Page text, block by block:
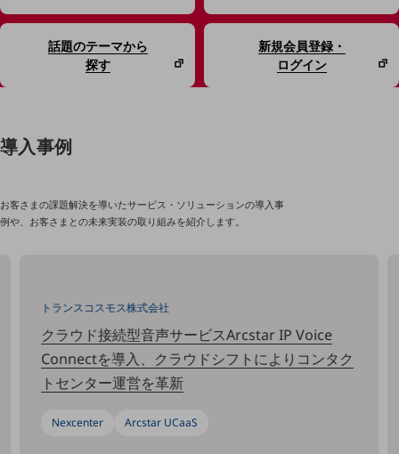
課題やニーズに合ったサービスをご紹介し、
中堅中小企業のビジネスをサポート！
お悩みから見つける
お悩みから見つけるTOP
リモート・ハイブリッドワーク
セキュリティ
小売・卸売業
話題のテーマから
探す
新規会員登録・
ログイン
導入事例
お客さまの課題解決を導いたサービス・ソリューションの導入事
例や、お客さまとの未来実装の取り組みを紹介します。
トランスコスモス株式会社
クラウド接続型音声サービスArcstar IP Voice
Connectを導入、クラウドシフトによりコンタク
トセンター運営を革新
Nexcenter Arcstar UCaaS